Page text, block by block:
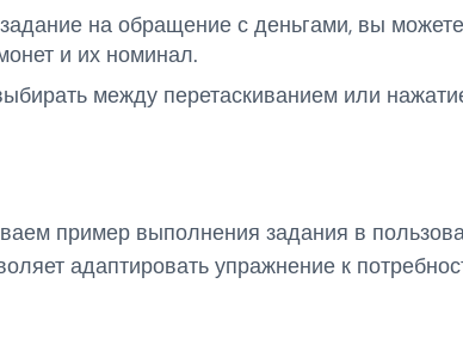
на обращение с деньгами, вы
и их номинал.
между перетаскиванием или
пример выполнения задания в
адаптировать упражнение к